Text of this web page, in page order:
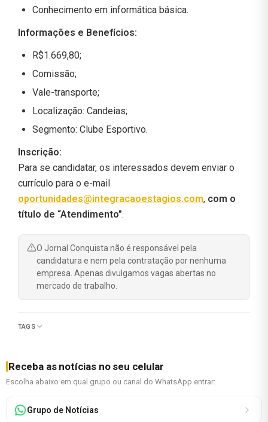
Conhecimento em informática básica.
Informações e Benefícios:
R$1.669,80;
Comissão;
Vale-transporte;
Localização: Candeias;
Segmento: Clube Esportivo.
Inscrição:
Para se candidatar, os interessados devem enviar o
currículo para o e-mail
oportunidades@integracaoestagios.com, com o
título de “Atendimento”.
O Jornal Conquista não é responsável pela
candidatura e nem pela contratação por nenhuma
empresa. Apenas divulgamos vagas abertas no
mercado de trabalho.
TAGS
Receba as notícias no seu celular
Escolha abaixo em qual grupo ou canal do WhatsApp entrar:
Grupo de Notícias